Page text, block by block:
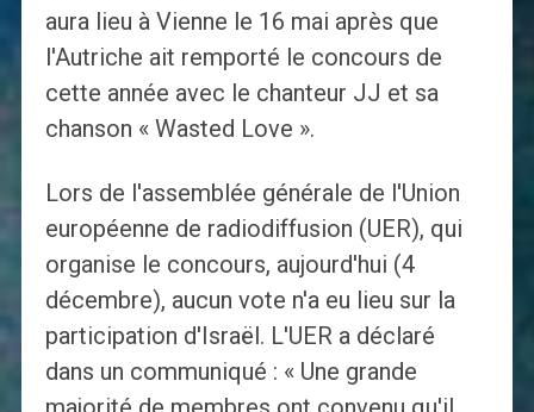
aura lieu à Vienne le 16 mai après que
l'Autriche ait remporté le concours de
cette année avec le chanteur JJ et sa
chanson « Wasted Love ».
Lors de l'assemblée générale de l'Union
européenne de radiodiffusion (UER), qui
organise le concours, aujourd'hui (4
décembre), aucun vote n'a eu lieu sur la
participation d'Israël. L'UER a déclaré
dans un communiqué : « Une grande